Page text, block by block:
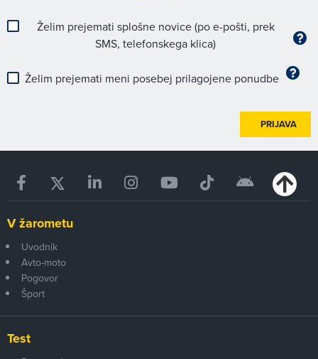
Želim prejemati splošne novice (po e-pošti, prek
SMS, telefonskega klica)
Želim prejemati meni posebej prilagojene ponudbe
PRIJAVA
V žarometu
Uvodnik
Avto-moto
Pogovor
Šport
Test